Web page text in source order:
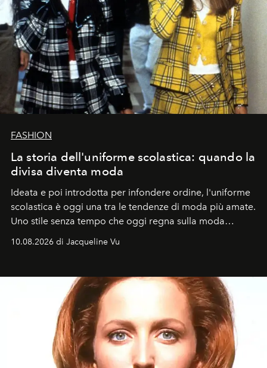
FASHION
La storia dell'uniforme scolastica: quando la
divisa diventa moda
Ideata e poi introdotta per infondere ordine, l'uniforme
scolastica è oggi una tra le tendenze di moda più amate.
Uno stile senza tempo che oggi regna sulla moda
tradizionale e sulla cultura pop.
10.08.2026 di Jacqueline Vu